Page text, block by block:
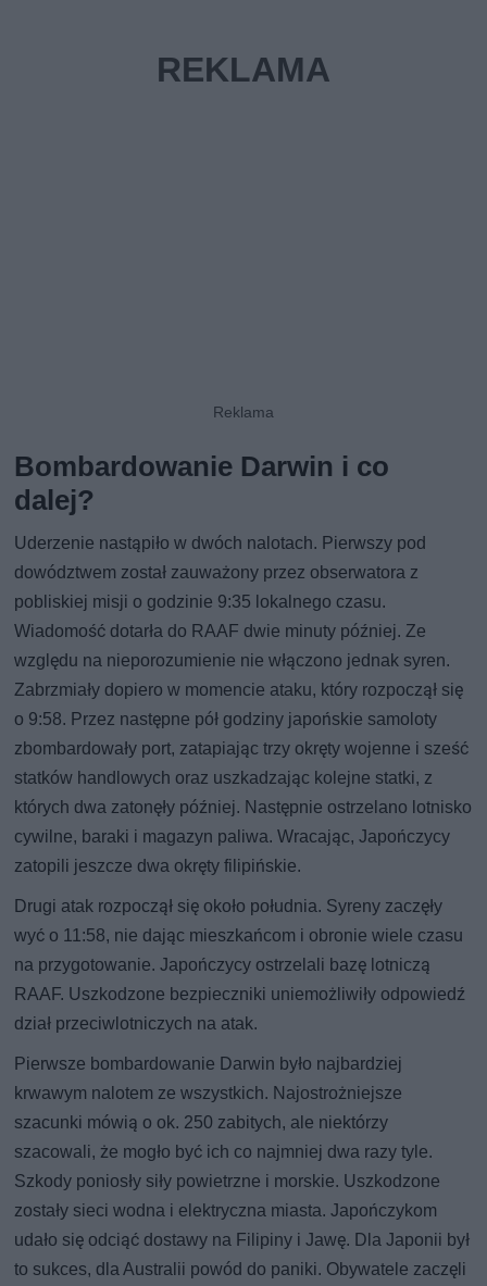
Bombardowanie Darwin i co
dalej?
Uderzenie nastąpiło w dwóch nalotach. Pierwszy pod
dowództwem został zauważony przez obserwatora z
pobliskiej misji o godzinie 9:35 lokalnego czasu.
Wiadomość dotarła do RAAF dwie minuty później. Ze
względu na nieporozumienie nie włączono jednak syren.
Zabrzmiały dopiero w momencie ataku, który rozpoczął się
o 9:58. Przez następne pół godziny japońskie samoloty
zbombardowały port, zatapiając trzy okręty wojenne i sześć
statków handlowych oraz uszkadzając kolejne statki, z
których dwa zatonęły później. Następnie ostrzelano lotnisko
cywilne, baraki i magazyn paliwa. Wracając, Japończycy
zatopili jeszcze dwa okręty filipińskie.
Drugi atak rozpoczął się około południa. Syreny zaczęły
wyć o 11:58, nie dając mieszkańcom i obronie wiele czasu
na przygotowanie. Japończycy ostrzelali bazę lotniczą
RAAF. Uszkodzone bezpieczniki uniemożliwiły odpowiedź
dział przeciwlotniczych na atak.
Pierwsze bombardowanie Darwin było najbardziej
krwawym nalotem ze wszystkich. Najostrożniejsze
szacunki mówią o ok. 250 zabitych, ale niektórzy
szacowali, że mogło być ich co najmniej dwa razy tyle.
Szkody poniosły siły powietrzne i morskie. Uszkodzone
zostały sieci wodna i elektryczna miasta. Japończykom
udało się odciąć dostawy na Filipiny i Jawę. Dla Japonii był
to sukces, dla Australii powód do paniki. Obywatele zaczęli